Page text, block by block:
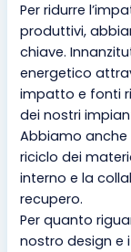
Per ridurre
produttivi,
chiave.
energetico
impatto e fonti
dei nostri
Abbiamo
riciclo dei
interno e la
recupero.
Per quanto
nostro design e